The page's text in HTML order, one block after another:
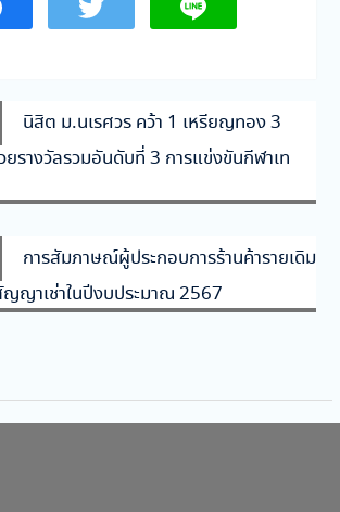
Previous
post:
นิสิต ม.นเรศวร คว้า 1 เหรียญทอง 3
ยรางวัลรวมอันดับที่ 3 การแข่งขันกีฬาเท
Next
post:
การสัมภาษณ์ผู้ประกอบการร้านค้ารายเดิม
ญาเช่าในปีงบประมาณ 2567